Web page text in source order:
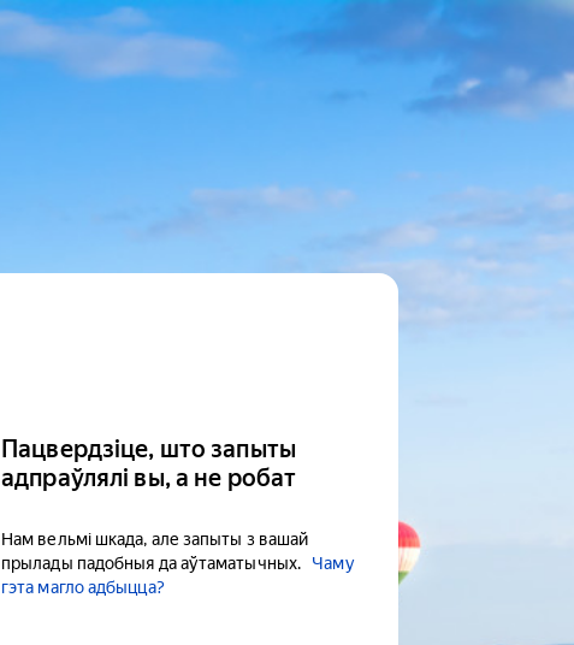
Пацвердзіце, што запыты
адпраўлялі вы, а не робат
Нам вельмі шкада, але запыты з вашай
прылады падобныя да аўтаматычных.
Чаму
гэта магло адбыцца?